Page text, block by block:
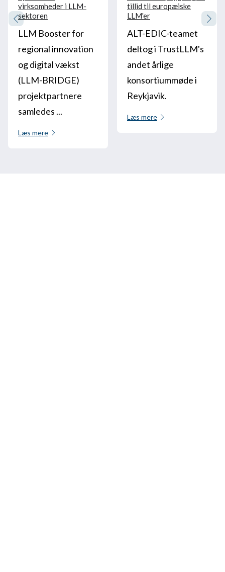
virksomheder i LLM-
sektoren
LLM Booster for
regional innovation
og digital vækst
(LLM-BRIDGE)
projektpartnere
samledes ...
Læs mere
tillid til europæiske
LLM'er
ALT-EDIC-teamet
deltog i TrustLLM's
andet årlige
konsortiummøde i
Reykjavik.
Læs mere